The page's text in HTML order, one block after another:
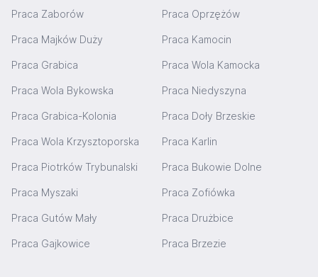
Praca Zaborów Praca Oprzężów
Praca Majków Duży Praca Kamocin
Praca Grabica Praca Wola Kamocka
Praca Wola Bykowska Praca Niedyszyna
Praca Grabica-Kolonia Praca Doły Brzeskie
Praca Wola Krzysztoporska Praca Karlin
Praca Piotrków Trybunalski Praca Bukowie Dolne
Praca Myszaki Praca Zofiówka
Praca Gutów Mały Praca Drużbice
Praca Gajkowice Praca Brzezie